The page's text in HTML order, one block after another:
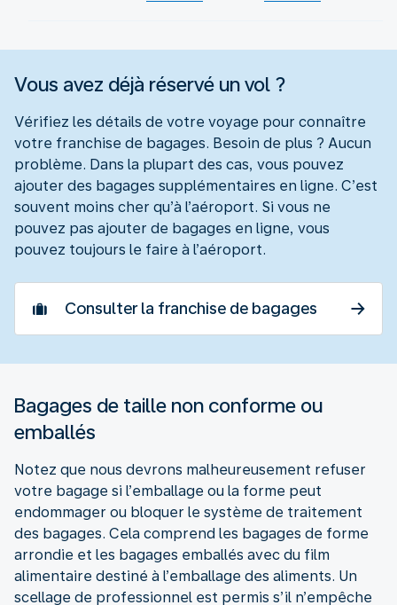
Vous avez déjà réservé un vol ?
Vérifiez les détails de votre voyage pour connaître
votre franchise de bagages. Besoin de plus ? Aucun
problème. Dans la plupart des cas, vous pouvez
ajouter des bagages supplémentaires en ligne. C’est
souvent moins cher qu’à l’aéroport. Si vous ne
pouvez pas ajouter de bagages en ligne, vous
pouvez toujours le faire à l’aéroport.
Consulter la franchise de bagages
Bagages de taille non conforme ou
emballés
Notez que nous devrons malheureusement refuser
votre bagage si l’emballage ou la forme peut
endommager ou bloquer le système de traitement
des bagages. Cela comprend les bagages de forme
arrondie et les bagages emballés avec du film
alimentaire destiné à l’emballage des aliments. Un
scellage de professionnel est permis s’il n’empêche